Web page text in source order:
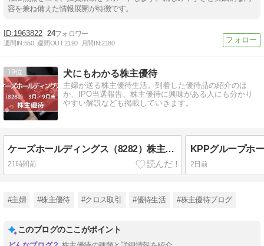
容を兼ね備えた情報展開が特徴です。
1963822 24
週間IN:550 週間OUT:2190 月間IN:2180
19 犬にもわかる株主優待
主婦が送る株主優待生活。到着した優待品の紹介のほ
か、IPO当選報告、株主優待に興味がある人にも分かり
やすい解説なども掲載していきます。
ケーズホールディングス（8282）株主優待 ケーズデンキ全店舗で使える優待券（3月・9月末優待）
21時間前 2日前
#主婦 #株主優待 #クロス取引 #優待生活 #株主優待ブログ
このブログのここがポイント